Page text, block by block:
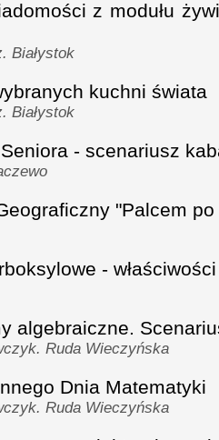
z modułu
Białystok
kuchni świata
Białystok
- scenariusz
"Palcem
-
algebraiczne.
Ruda Wieczyńska
Dnia Matematyki
Ruda Wieczyńska